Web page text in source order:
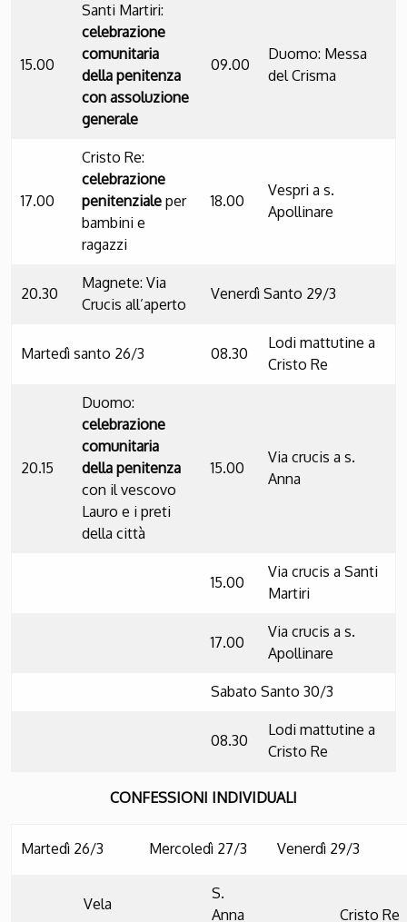
15.00
Santi Martiri:
celebrazione
comunitaria
della penitenza
con assoluzione
generale
09.00
Duomo: Messa
del Crisma
17.00
Cristo Re:
celebrazione
penitenziale per
bambini e
ragazzi
18.00
Vespri a s.
Apollinare
20.30
Magnete: Via
Crucis all’aperto
Venerdì Santo 29/3
Martedì santo 26/3 08.30
Lodi mattutine a
Cristo Re
20.15
Duomo:
celebrazione
comunitaria
della penitenza
con il vescovo
Lauro e i preti
della città
15.00
Via crucis a s.
Anna
15.00
Via crucis a Santi
Martiri
17.00
Via crucis a s.
Apollinare
Sabato Santo 30/3
08.30
Lodi mattutine a
Cristo Re
CONFESSIONI INDIVIDUALI
Martedì 26/3 Mercoledì 27/3 Venerdì 29/3
Vela
S.
Anna
Cristo Re